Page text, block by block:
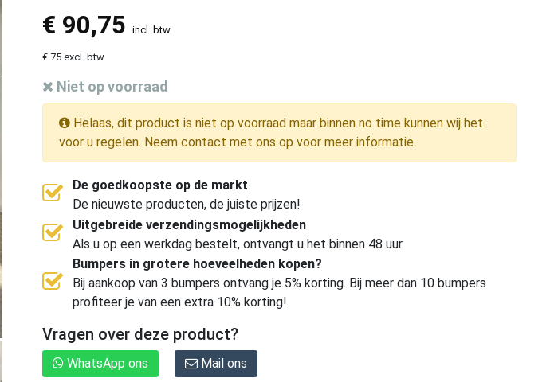
€ 90,75 incl. btw
€ 75 excl. btw
Niet op voorraad
Helaas, dit product is niet op voorraad maar binnen no time kunnen wij het
voor u regelen. Neem contact met ons op voor meer informatie.
De goedkoopste op de markt
De nieuwste producten, de juiste prijzen!
Uitgebreide verzendingsmogelijkheden
Als u op een werkdag bestelt, ontvangt u het binnen 48 uur.
Bumpers in grotere hoeveelheden kopen?
Bij aankoop van 3 bumpers ontvang je 5% korting. Bij meer dan 10 bumpers
profiteer je van een extra 10% korting!
Vragen over deze product?
WhatsApp ons Mail ons